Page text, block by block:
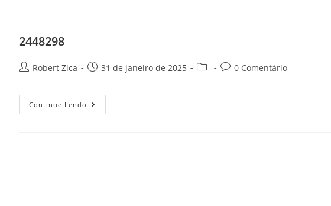
2448298
Robert Zica 31 de janeiro de 2025 0 Comentário
Continue Lendo